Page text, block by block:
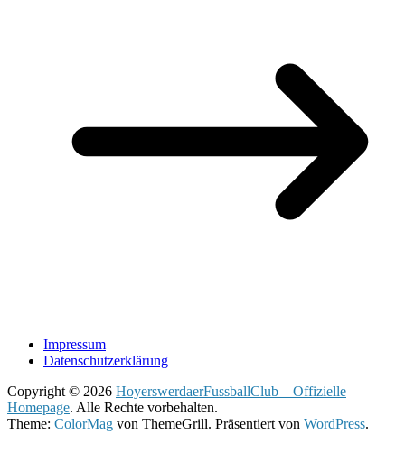
Impressum
Datenschutzerklärung
Copyright © 2026 HoyerswerdaerFussballClub – Offizielle
Homepage. Alle Rechte vorbehalten.
Theme: ColorMag von ThemeGrill. Präsentiert von WordPress.